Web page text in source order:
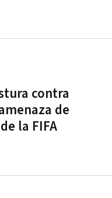
contra
de
la FIFA